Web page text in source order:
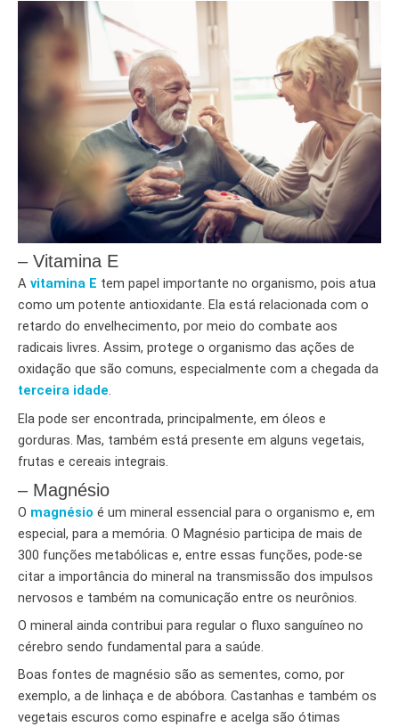
– Vitamina E
A vitamina E tem papel importante no organismo, pois atua
como um potente antioxidante. Ela está relacionada com o
retardo do envelhecimento, por meio do combate aos
radicais livres. Assim, protege o organismo das ações de
oxidação que são comuns, especialmente com a chegada da
terceira idade.
Ela pode ser encontrada, principalmente, em óleos e
gorduras. Mas, também está presente em alguns vegetais,
frutas e cereais integrais.
– Magnésio
O magnésio é um mineral essencial para o organismo e, em
especial, para a memória. O Magnésio participa de mais de
300 funções metabólicas e, entre essas funções, pode-se
citar a importância do mineral na transmissão dos impulsos
nervosos e também na comunicação entre os neurônios.
O mineral ainda contribui para regular o fluxo sanguíneo no
cérebro sendo fundamental para a saúde.
Boas fontes de magnésio são as sementes, como, por
exemplo, a de linhaça e de abóbora. Castanhas e também os
vegetais escuros como espinafre e acelga são ótimas